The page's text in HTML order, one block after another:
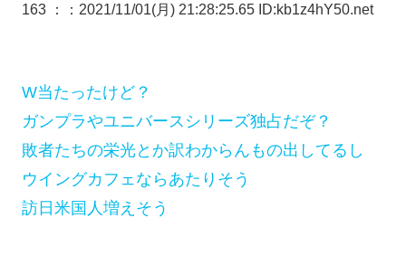
163 ： ：2021/11/01(月) 21:28:25.65 ID:kb1z4hY50.net
W当たったけど？
ガンプラやユニバースシリーズ独占だぞ？
敗者たちの栄光とか訳わからんもの出してるし
ウイングカフェならあたりそう
訪日米国人増えそう